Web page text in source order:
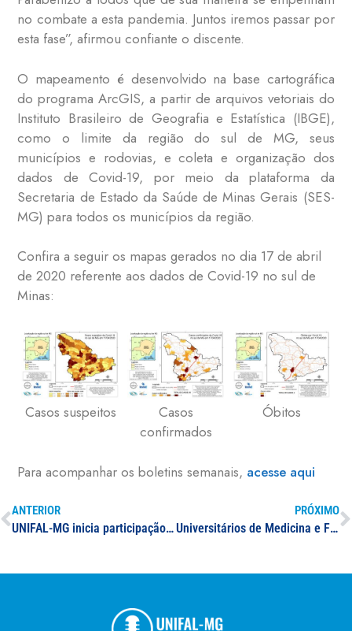
no combate a esta pandemia. Juntos iremos passar por
esta fase”, afirmou confiante o discente.
O mapeamento é desenvolvido na base cartográfica
do programa ArcGIS, a partir de arquivos vetoriais do
Instituto Brasileiro de Geografia e Estatística (IBGE),
como o limite da região do sul de MG, seus
municípios e rodovias, e coleta e organização dos
dados de Covid-19, por meio da plataforma da
Secretaria de Estado da Saúde de Minas Gerais (SES-
MG) para todos os municípios da região.
Confira a seguir os mapas gerados no dia 17 de abril
de 2020 referente aos dados de Covid-19 no sul de
Minas:
Casos suspeitos
Casos
confirmados
Óbitos
Para acompanhar os boletins semanais, acesse aqui
ANTERIOR
UNIFAL-MG inicia participação no Projeto CUME; o estudo pesquisa ex-alunos de universidades mineiras para avaliar o impacto do padrão alimentar brasileiro no desenvolvimento de doenças crônicas não transmissíveis
PRÓXIMO
Universitários de Medicina e Farmácia antecipam formatura; a solenidade de colação de grau foi realizada na sexta-feira (24)